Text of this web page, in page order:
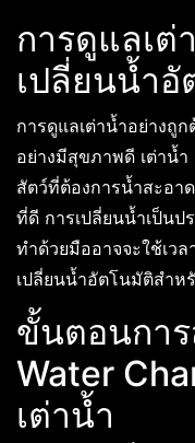
การดูแลเต่
เปลี่ยนน้ำ
การดูแลเต่าน้ำอย่างถู
อย่างมีสุขภาพดี เต่าน้ำ
สัตว์ที่ต้องการน้ำสะอา
ที่ดี การเปลี่ยนน้ำเป็นป
ทำด้วยมืออาจจะใช้เว
เปลี่ยนน้ำอัตโนมัติสำห
ขั้นตอนการ
Water
เต่าน้ำ